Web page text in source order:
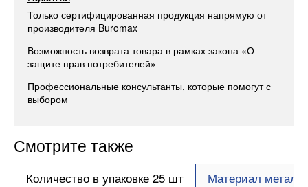
Только сертифицированная продукция напрямую от
производителя Buromax
Возможность возврата товара в рамках закона «О
защите прав потребителей»
Профессиональные консультанты, которые помогут с
выбором
Смотрите также
Количество в упаковке 25 шт Материал металл